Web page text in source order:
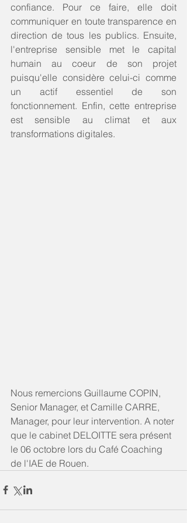
confiance. Pour ce faire, elle doit
communiquer en toute transparence en
direction de tous les publics. Ensuite,
l'entreprise sensible met le capital
humain au coeur de son projet
puisqu'elle considère celui-ci comme
un actif essentiel de son
fonctionnement. Enfin, cette entreprise
est sensible au climat et aux
transformations digitales.
Nous remercions Guillaume COPIN,
Senior Manager, et Camille CARRE,
Manager, pour leur intervention. A noter
que le cabinet DELOITTE sera présent
le 06 octobre lors du Café Coaching
de l'IAE de Rouen.